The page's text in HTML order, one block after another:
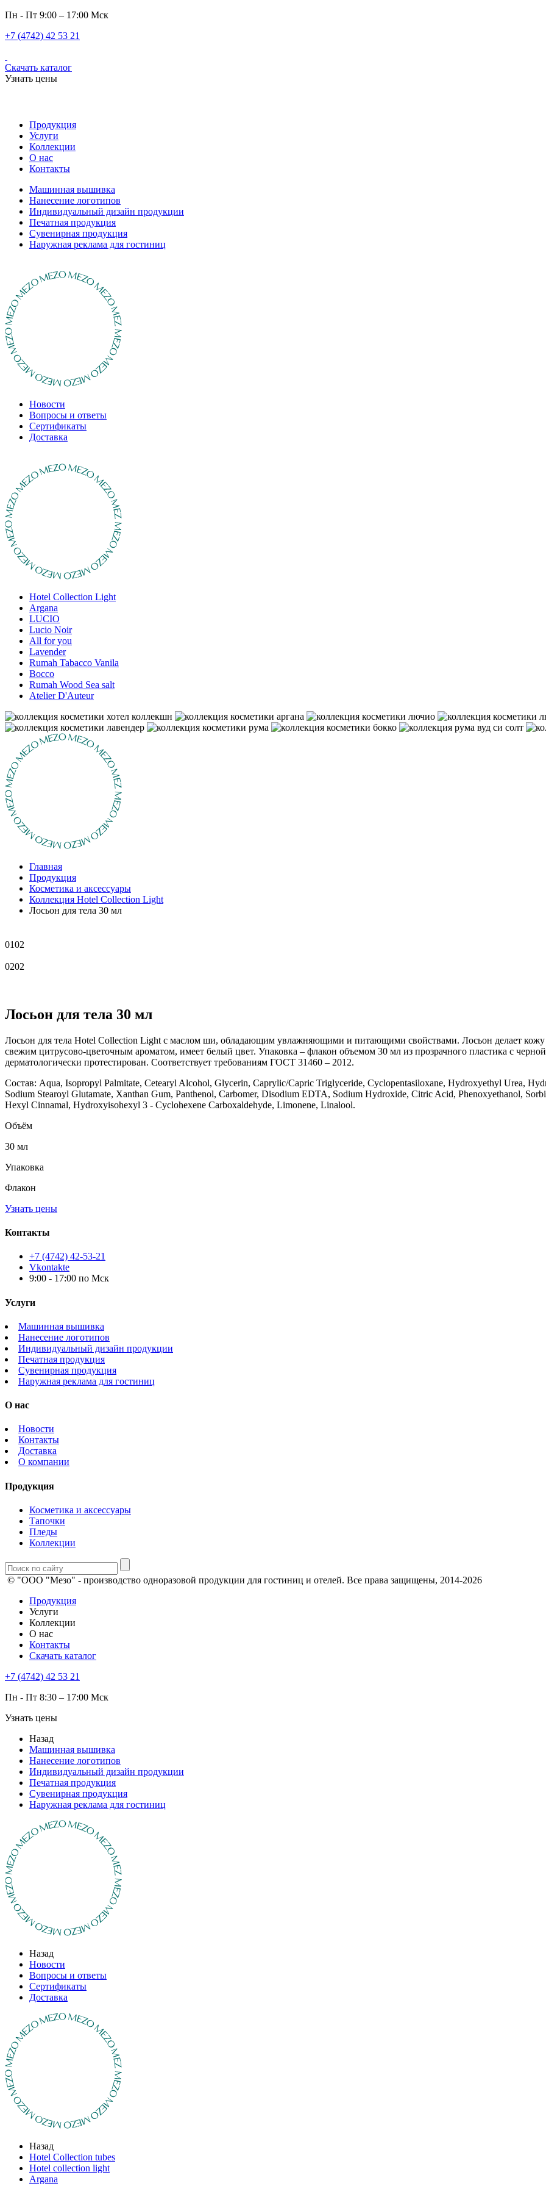
Пн - Пт 9:00 – 17:00 Мск
+7 (4742) 42 53 21
Скачать каталог
Узнать цены
Продукция
Услуги
Коллекции
О нас
Контакты
Машинная вышивка
Нанесение логотипов
Индивидуальный дизайн продукции
Печатная продукция
Сувенирная продукция
Наружная реклама для гостиниц
Новости
Вопросы и ответы
Сертификаты
Доставка
Hotel Collection Light
Argana
LUCIO
Lucio Noir
All for you
Lavender
Rumah Tabacco Vanila
Bocco
Rumah Wood Sea salt
Atelier D'Auteur
Главная
Продукция
Косметика и аксессуары
Коллекция Hotel Collection Light
Лосьон для тела 30 мл
0102
0202
Лосьон для тела 30 мл
Лосьон для тела Hotel Collection Light с маслом ши, обладающим увлажняющими и питающими свойствами. Лосьон делает кожу
свежим цитрусово-цветочным ароматом, имеет белый цвет. Упаковка – флакон объемом 30 мл из прозрачного пластика с
дерматологически протестирован. Соответствует требованиям ГОСТ 31460 – 2012.
Состав: Aqua, Isopropyl Palmitate, Cetearyl Alcohol, Glycerin, Caprylic/Capric Triglyceride, Cyclopentasiloxane, Hydroxyethyl Urea,
Sodium Stearoyl Glutamate, Xanthan Gum, Panthenol, Carbomer, Disodium EDTA, Sodium Hydroxide, Citric Acid, Phenoxyethanol,
Hexyl Cinnamal, Hydroxyisohexyl 3 - Cyclohexene Carboxaldehyde, Limonene, Linalool.
Объём
30 мл
Упаковка
Флакон
Узнать цены
Контакты
+7 (4742) 42-53-21
Vkontakte
9:00 - 17:00 по Мск
Услуги
Машинная вышивка
Нанесение логотипов
Индивидуальный дизайн продукции
Печатная продукция
Сувенирная продукция
Наружная реклама для гостиниц
О нас
Новости
Контакты
Доставка
О компании
Продукция
Косметика и аксессуары
Тапочки
Пледы
Коллекции
© "ООО "Мезо" - производство одноразовой продукции для гостиниц и отелей. Все права защищены, 2014-2026
Продукция
Услуги
Коллекции
О нас
Контакты
Скачать каталог
+7 (4742) 42 53 21
Пн - Пт 8:30 – 17:00 Мск
Узнать цены
Назад
Машинная вышивка
Нанесение логотипов
Индивидуальный дизайн продукции
Печатная продукция
Сувенирная продукция
Наружная реклама для гостиниц
Назад
Новости
Вопросы и ответы
Сертификаты
Доставка
Назад
Hotel Collection tubes
Hotel collection light
Argana